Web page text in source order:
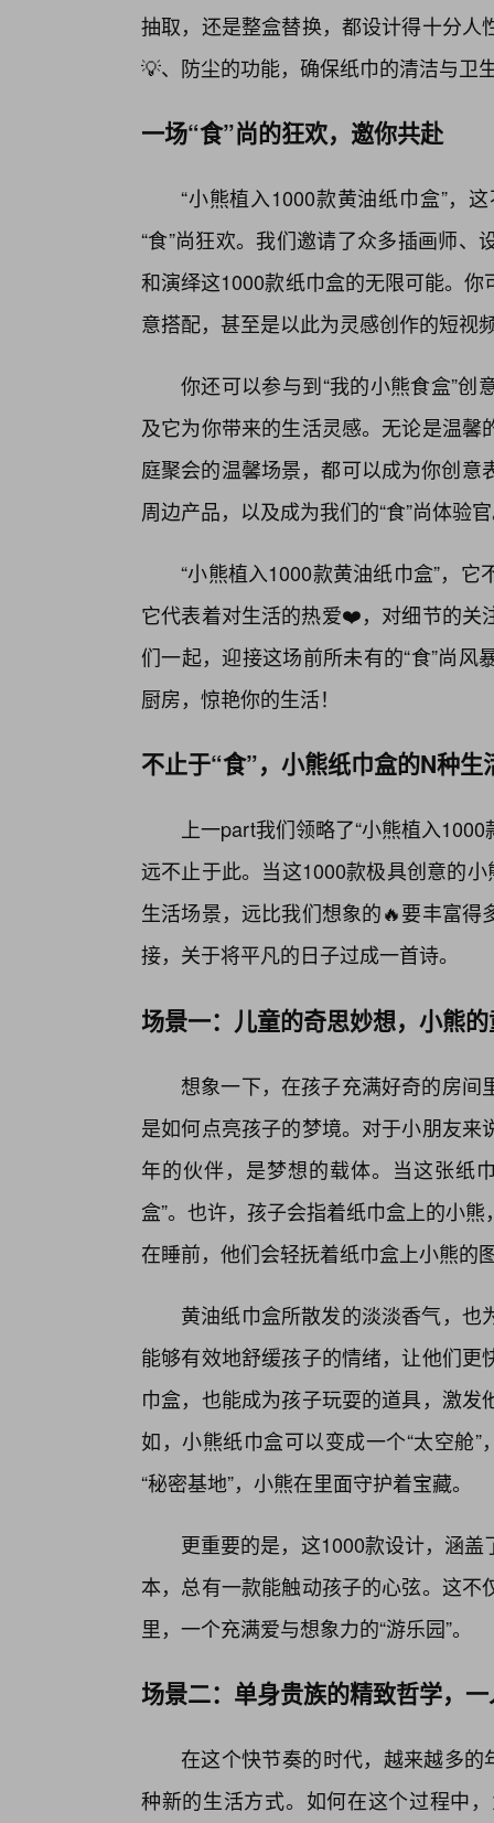
抽取，还是整盒替换，都设计得十分
💡、防尘的功能，确保纸巾的清洁与卫
一场“食”尚的狂欢，邀你共赴
“小熊植入1000款黄油纸巾盒”，
“食”尚狂欢。我们邀请了众多插画师
和演绎这1000款纸巾盒的无限可能。
意搭配，甚至是以此为灵感创作的短视
你还可以参与到“我的小熊食盒”
及它为你带来的生活灵感。无论是温
庭聚会的温馨场景，都可以成为你创
周边产品，以及成为我们的“食”尚体验
“小熊植入1000款黄油纸巾盒”，
它代表着对生活的热爱❤️，对细节的关
们一起，迎接这场前所未有的“食”尚
厨房，惊艳你的生活！
不止于“食”，小熊纸巾盒的N种生
上一part我们领略了“小熊植入
远不止于此。当这1000款极具创意的
生活场景，远比我们想象的🔥要丰富
接，关于将平凡的日子过成一首诗。
场景一：儿童的奇思妙想，小熊
想象一下，在孩子充满好奇的房间
是如何点亮孩子的梦境。对于小朋友
年的伙伴，是梦想的载体。当这张纸
盒”。也许，孩子会指着纸巾盒上的小
在睡前，他们会轻抚着纸巾盒上小熊的
黄油纸巾盒所散发的淡淡香气，
能够有效地舒缓孩子的情绪，让他们
巾盒，也能成为孩子玩耍的道具，激
如，小熊纸巾盒可以变成一个“太空舱
“秘密基地”，小熊在里面守护着宝藏。
更重要的是，这1000款设计，涵
本，总有一款能触动孩子的心弦。这
里，一个充满爱与想象力的“游乐园”。
场景二：单身贵族的精致哲学，
在这个快节奏的时代，越来越多的
种新的生活方式。如何在这个过程中